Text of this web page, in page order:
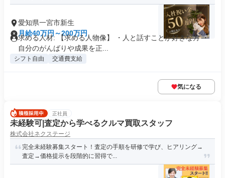
愛知県一宮市新生
月給40万円～200万円
求める人材: 【求める人物像】 ・人と話すことが好きな方 ・
自分のがんばりや成果を正...
シフト自由 交通費支給
気になる
正社員
未経験可|査定から学べるクルマ買取スタッフ
株式会社ネクステージ
完全未経験募集スタート！査定の手順を研修で学び、ヒアリング→
査定→価格提示を段階的に習得で...